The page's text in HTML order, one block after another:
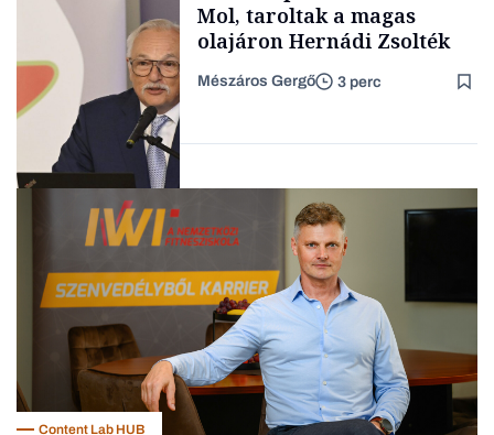
Forbes-sztori
Befektetés
Mol, taroltak a magas
olajáron Hernádi Zsolték
Mészáros Gergő 3 perc
Content Lab HUB